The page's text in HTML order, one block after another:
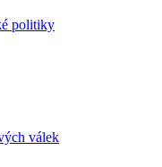
politiky
válek